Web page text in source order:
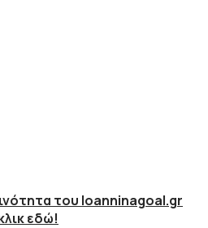
του Ioanninagoal.gr
εδώ!